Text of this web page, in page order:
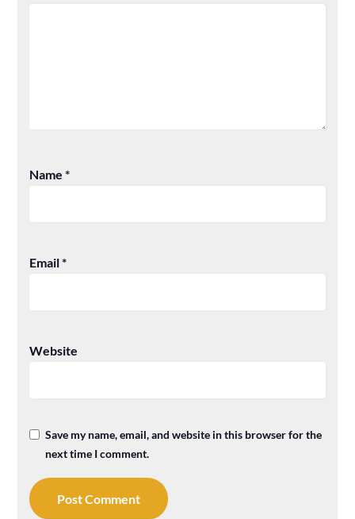
Name*
Email*
Website
Save my name, email, and website in this browser for the
next time I comment.